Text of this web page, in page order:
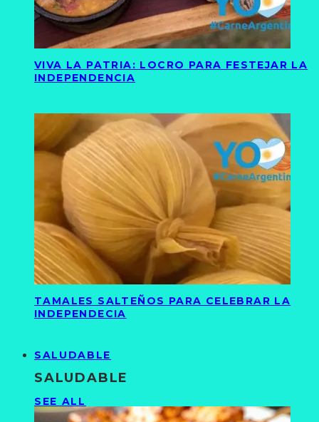
VIVA LA PATRIA: LOCRO PARA FESTEJAR LA
INDEPENDENCIA
TAMALES SALTEÑOS PARA CELEBRAR LA
INDEPENDECIA
SALUDABLE
SALUDABLE
SEE ALL